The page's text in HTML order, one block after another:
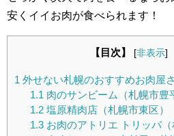
安くイイお肉が食べられます！
【目次】 [非表示]
1 外せない札幌のおすすめお肉屋
1.1 肉のサンビーム（札幌市豊
1.2塩原精肉店（札幌市東区）
1.3お肉のアトリエ トリッパ（